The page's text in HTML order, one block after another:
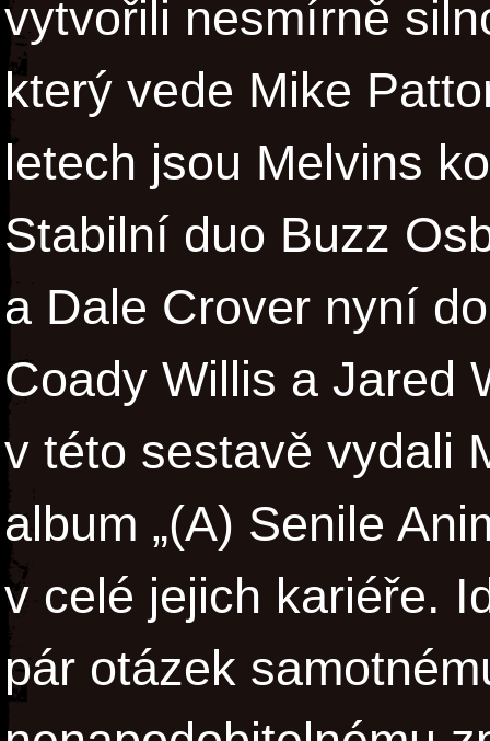
vytvořili nesmírně
který vede Mike
letech jsou Melvins
Stabilní duo Buzz
a Dale Crover nyní
Coady Willis a Jared
v této sestavě vydali
album „(A) Senile
v celé jejich kariéře.
pár otázek